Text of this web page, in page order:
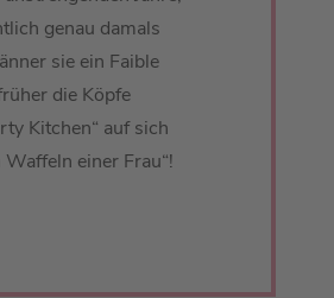
genau damals
sie ein Faible
die Köpfe
Kitchen“ auf sich
einer Frau“!